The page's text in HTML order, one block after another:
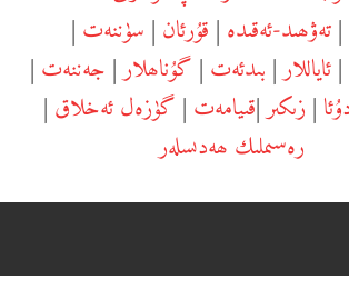
|تەۋھىد-ئەقىدە|قۇرئان|سۈننەت|
|ئاياللار|بىدئەت|گۇناھلار|جەننەت|
|زىكىر|قىيامەت|گۈزەل ئەخلاق|
رەسىملىك ھەدىسلەر